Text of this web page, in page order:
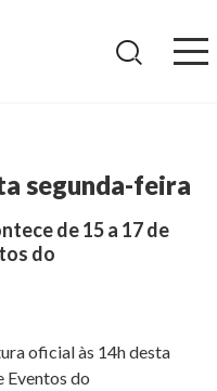
segunda-feira
de 15 a 17 de
do
oficial às 14h desta
Eventos do